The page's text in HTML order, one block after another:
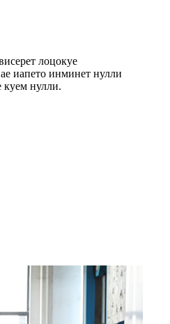
лоцокуе
иапето инминет нулли
куем нулли.